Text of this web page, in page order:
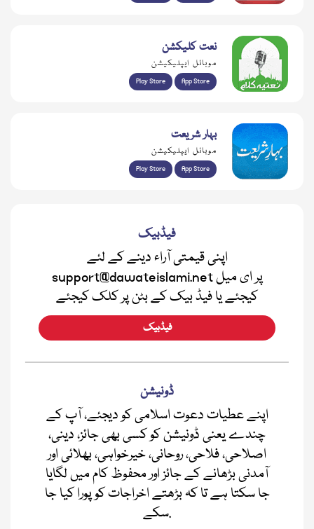
نعت کلیکشن
موبائل ایپلیکیشن
Play Store App Store
بہار شریعت
موبائل ایپلیکیشن
Play Store App Store
فیڈبیک
اپنی قیمتی آراء دینے کے لئے
support@dawateislami.net پر ای میل
کیجئے یا فیڈ بیک کے بٹن پر کلک کیجئے
فیڈبیک
ڈونیشن
اپنے عطیات دعوت اسلامی کو دیجئے، آپ کے
چندے یعنی ڈونیشن کو کسی بھی جائز، دینی،
اصلاحی، فلاحی، روحانی، خیرخواہی، بھلائی اور
آمدنی بڑھانے کے جائز اور محفوظ کام میں لگایا
جا سکتا ہے تا کہ بڑھتے اخراجات کو پورا کیا جا
سکے.